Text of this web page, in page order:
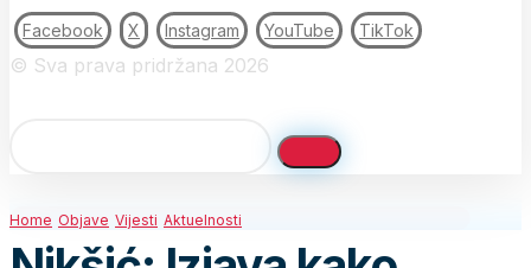
Facebook X Instagram YouTube TikTok
© Sva prava pridržana 2026
Home Objave Vijesti Aktuelnosti